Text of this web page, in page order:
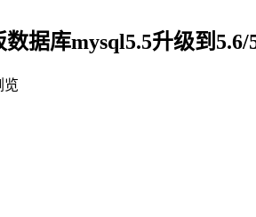
据库mysql5.5升级到5.6/
览